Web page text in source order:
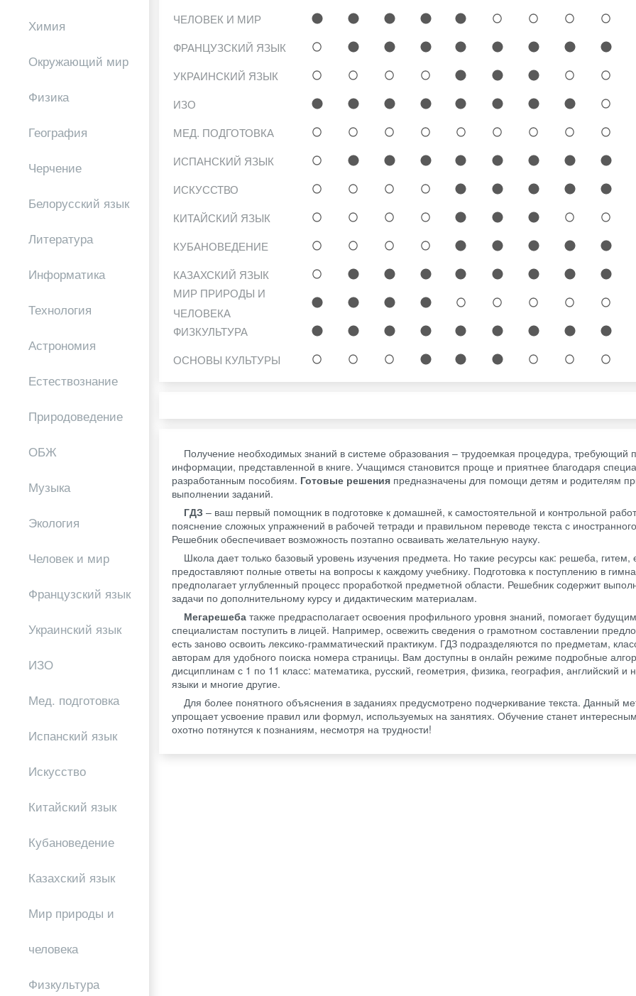
Химия
Окружающий мир
Физика
География
Черчение
Белорусский язык
Литература
Информатика
Технология
Астрономия
Естествознание
Природоведение
ОБЖ
Музыка
Экология
Человек и мир
Французский язык
Украинский язык
ИЗО
Мед. подготовка
Испанский язык
Искусство
Китайский язык
Кубановедение
Казахский язык
Мир природы и
человека
Физкультура
ЧЕЛОВЕК И МИР
1 2 3 4 5 6 7 8 9
ФРАНЦУЗСКИЙ ЯЗЫК
1 2 3 4 5 6 7 8 9
УКРАИНСКИЙ ЯЗЫК
1 2 3 4 5 6 7 8 9
ИЗО
1 2 3 4 5 6 7 8 9
МЕД. ПОДГОТОВКА
1 2 3 4 5 6 7 8 9
ИСПАНСКИЙ ЯЗЫК
1 2 3 4 5 6 7 8 9
ИСКУССТВО
1 2 3 4 5 6 7 8 9
КИТАЙСКИЙ ЯЗЫК
1 2 3 4 5 6 7 8 9
КУБАНОВЕДЕНИЕ
1 2 3 4 5 6 7 8 9
КАЗАХСКИЙ ЯЗЫК
1 2 3 4 5 6 7 8 9
МИР ПРИРОДЫ И
ЧЕЛОВЕКА
1 2 3 4 5 6 7 8 9
ФИЗКУЛЬТУРА
1 2 3 4 5 6 7 8 9
ОСНОВЫ КУЛЬТУРЫ
1 2 3 4 5 6 7 8 9
Получение необходимых знаний в системе образования – трудоемкая процедура, требующий
информации, представленной в книге. Учащимся становится проще и приятнее благодаря
разработанным пособиям. Готовые решения предназначены для помощи детям и родителям
выполнении заданий.
ГДЗ – ваш первый помощник в подготовке к домашней, к самостоятельной и контрольной
пояснение сложных упражнений в рабочей тетради и правильном переводе текста с
Решебник обеспечивает возможность поэтапно осваивать желательную науку.
Школа дает только базовый уровень изучения предмета. Но такие ресурсы как: решеба, гитем,
предоставляют полные ответы на вопросы к каждому учебнику. Подготовка к поступлению в
предполагает углубленный процесс проработкой предметной области. Решебник содержит
задачи по дополнительному курсу и дидактическим материалам.
Мегарешебатакже предрасполагает освоения профильного уровня знаний, помогает будущим
специалистам поступить в лицей. Например, освежить сведения о грамотном составлении
есть заново освоить лексико-грамматический практикум. ГДЗ подразделяются по предметам,
авторам для удобного поиска номера страницы. Вам доступны в онлайн режиме подробные
дисциплинам с 1 по 11 класс: математика, русский, геометрия, физика, география, английский и
языки и многие другие.
Для более понятного объяснения в заданиях предусмотрено подчеркивание текста. Данный
упрощает усвоение правил или формул, используемых на занятиях. Обучение станет
охотно потянутся к познаниям, несмотря на трудности!